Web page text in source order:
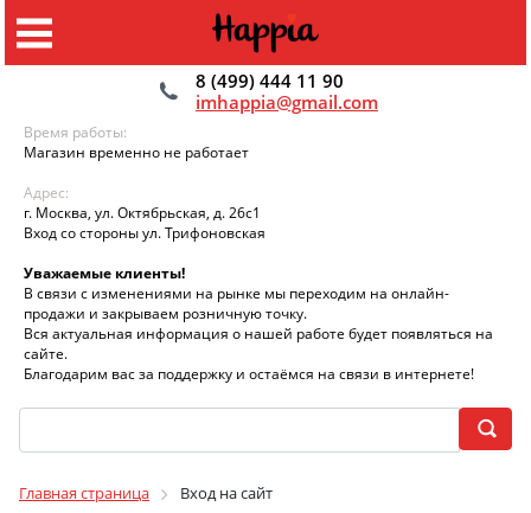
8 (499) 444 11 90
imhappia@gmail.com
Время работы:
Магазин временно не работает
Адрес:
г. Москва, ул. Октябрьская, д. 26с1
Вход со стороны ул. Трифоновская
Уважаемые клиенты!
В связи с изменениями на рынке мы переходим на онлайн-
продажи и закрываем розничную точку.
Вся актуальная информация о нашей работе будет появляться на
сайте.
Благодарим вас за поддержку и остаёмся на связи в интернете!
Главная страница Вход на сайт